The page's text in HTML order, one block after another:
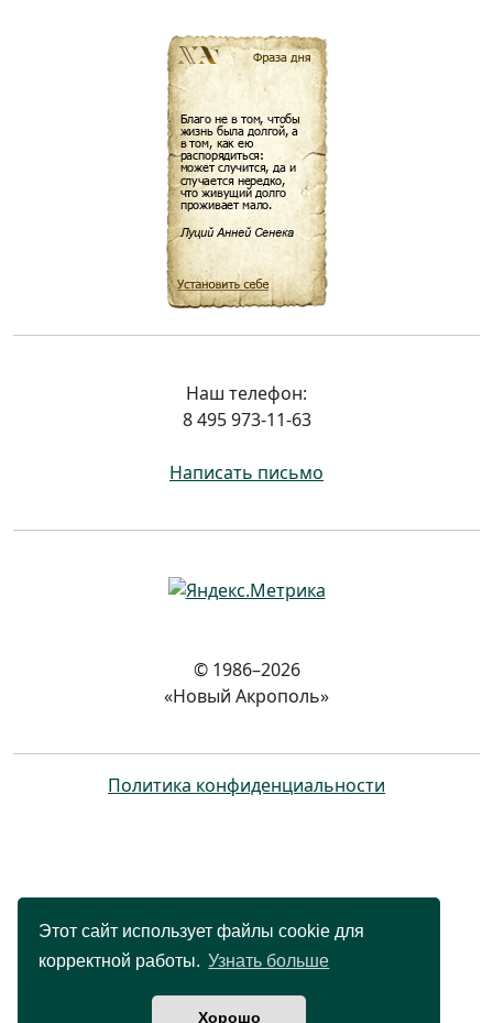
Этот сайт использует файлы cookie для
корректной работы. Узнать больше
Хорошо
Наш телефон:
8 495 973-11-63
Написать письмо
© 1986–2026
«Новый Акрополь»
Политика конфиденциальности